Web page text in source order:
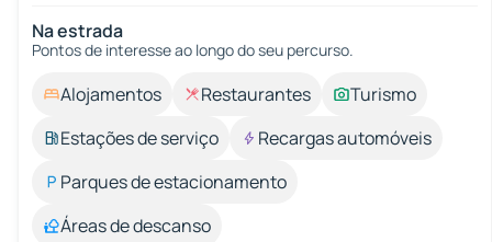
Na estrada
Pontos de interesse ao longo do seu percurso.
Alojamentos Restaurantes
Turismo
Estações de serviço
Recargas automóveis
Parques de estacionamento
Áreas de descanso